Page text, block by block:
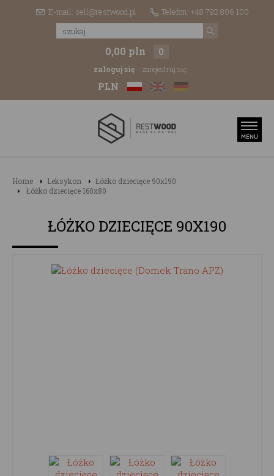
E-mail: sell@restwood.pl Telefon: +48 792 806 100
0,00 pln 0
zaloguj się zarejestruj się
PLN
Home Leksykon
Łóżko dziecięce 90x190
Łóżko dziecięce 160x80
ŁÓŻKO DZIECIĘCE 90X190